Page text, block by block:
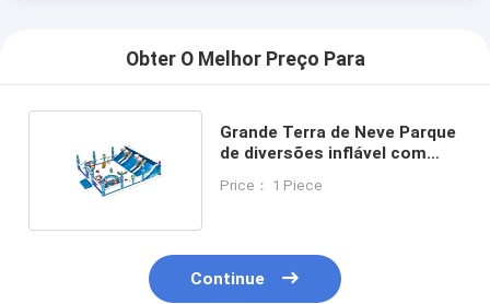
Obter O Melhor Preço Para
Grande Terra de Neve Parque
de diversões inflável com
Price： 1 Piece
Continue